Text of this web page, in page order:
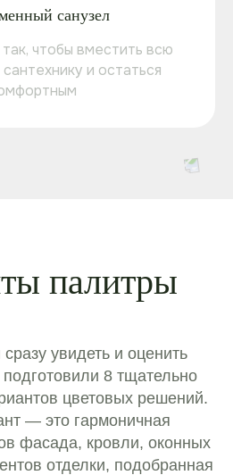
санузел
чтобы вместить всю
и остаться
палитры
увидеть и оценить
8 тщательно
цветовых решений.
— это гармоничная
фасада, кровли, оконных
отделки, подобранная